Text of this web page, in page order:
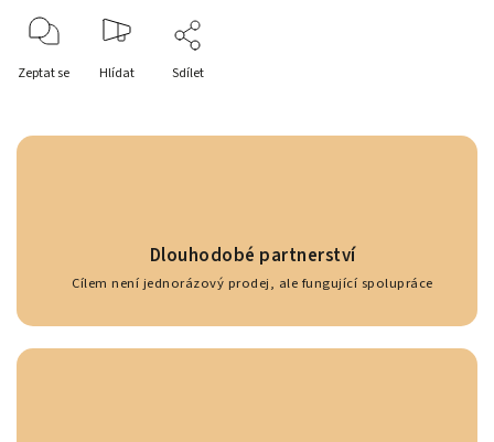
Zeptat se Hlídat Sdílet
Dlouhodobé partnerství
Cílem není jednorázový prodej, ale fungující spolupráce